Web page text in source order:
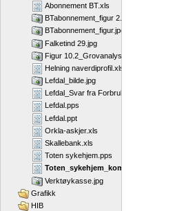
Abonnement BT.xls
BTabonnement_figur 2.jpg
BTabonnement_figur.jpg
Falketind 29.jpg
Figur 10.2_Grovanalyse.jpg
Helning naverdiprofil.xls
Lefdal_bilde.jpg
Lefdal_Svar fra Forbrukerrådet.pdf
Lefdal.pps
Lefdal.ppt
Orkla-askjer.xls
Skallebank.xls
Toten sykehjem.pps
Toten_sykehjem_kommentert_kort.pps
Verktøykasse.jpg
Grafikk
HIB